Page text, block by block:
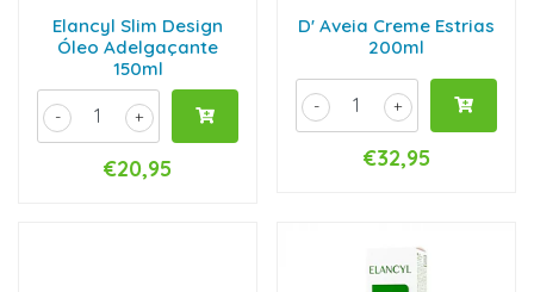
Elancyl Slim Design
Óleo Adelgaçante
150ml
+
-
€20,95
D' Aveia Creme Estrias
200ml
+
-
€32,95